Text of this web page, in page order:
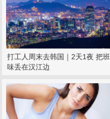
打工人周末去韩国｜2天1夜 把班
味丢在汉江边